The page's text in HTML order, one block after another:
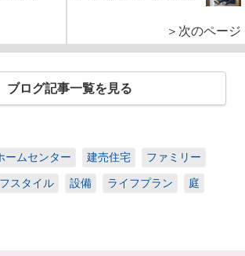
＞次のページ
ブログ記事一覧を見る
ームセンター 建売住宅 ファミリー
スタイル 設備 ライフプラン 庭